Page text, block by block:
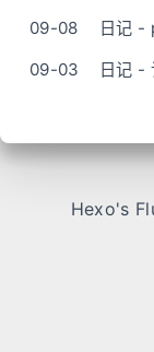
09-08
日记 -
09-03
日记 -
Hexo's